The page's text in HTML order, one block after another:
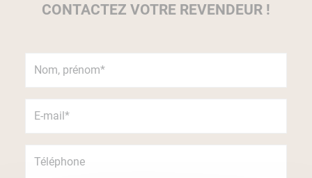
CONTACTEZ VOTRE REVENDEUR !